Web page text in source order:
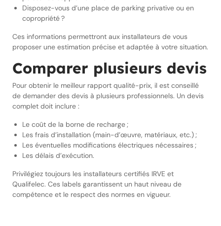
Disposez-vous d’une place de parking privative ou en
copropriété ?
Ces informations permettront aux installateurs de vous
proposer une estimation précise et adaptée à votre situation.
Comparer plusieurs devis
Pour obtenir le meilleur rapport qualité-prix, il est conseillé
de demander des devis à plusieurs professionnels. Un devis
complet doit inclure :
Le coût de la borne de recharge ;
Les frais d’installation (main-d’œuvre, matériaux, etc.) ;
Les éventuelles modifications électriques nécessaires ;
Les délais d’exécution.
Privilégiez toujours les installateurs certifiés IRVE et
Qualifelec. Ces labels garantissent un haut niveau de
compétence et le respect des normes en vigueur.